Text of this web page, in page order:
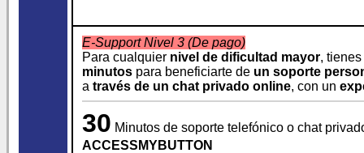
E-Support Nivel 3 (De pago)
Para cualquier nivel de dificultad mayor,
minutos para beneficiarte de un soporte
a través de un chat privado online, con un
30 Minutos de soporte telefónico o chat
ACCESSMYBUTTON